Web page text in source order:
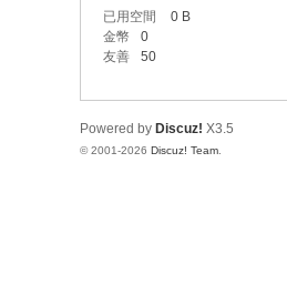
已用空間
0 B
金幣
0
友善
50
Powered by Discuz! X3.5
© 2001-2026 Discuz! Team